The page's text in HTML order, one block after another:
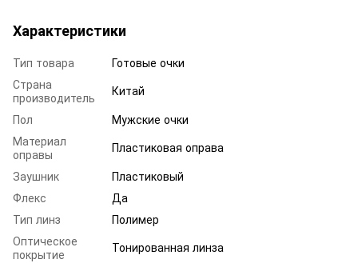
Характеристики
Тип товара
Готовые очки
Страна
производитель
Китай
Пол
Мужские очки
Материал
оправы
Пластиковая оправа
Заушник
Пластиковый
Флекс
Да
Тип линз
Полимер
Оптическое
покрытие
Тонированная линза